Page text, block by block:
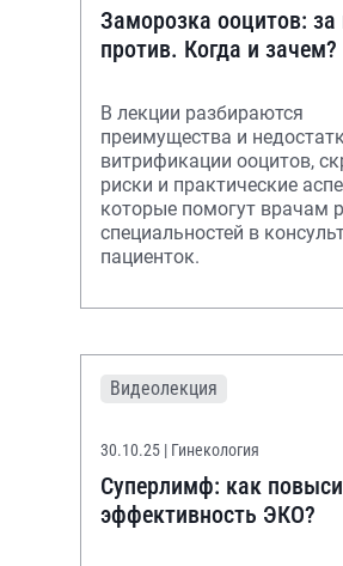
Заморозка ооцитов: за
против. Когда и зачем?
В лекции разбираются
преимущества и
витрификации ооцитов,
риски и практические
которые помогут врачам
специальностей в
пациенток.
Видеолекция
30.10.25 | Гинекология
Суперлимф: как
эффективность ЭКО?